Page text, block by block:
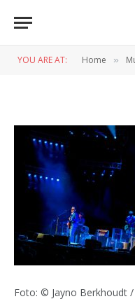
YOU ARE AT: Home »
Foto: © Jayno Berkhoudt